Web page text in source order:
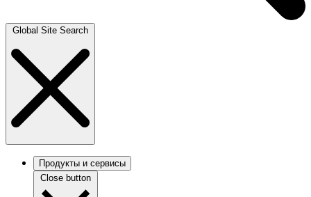
Global Site Search
Продукты и сервисы
Close button